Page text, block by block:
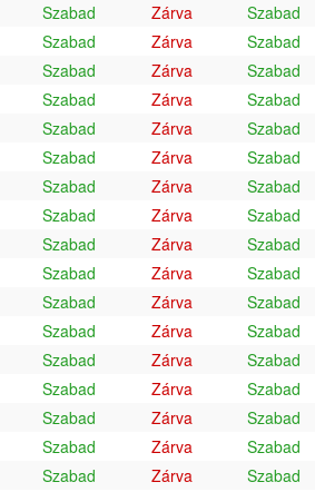
Szabad Zárva
Szabad
Szabad Zárva
Szabad
Szabad Zárva
Szabad
Szabad Zárva
Szabad
Szabad Zárva
Szabad
Szabad Zárva
Szabad
Szabad Zárva
Szabad
Szabad Zárva
Szabad
Szabad Zárva
Szabad
Szabad Zárva
Szabad
Szabad Zárva
Szabad
Szabad Zárva
Szabad
Szabad Zárva
Szabad
Szabad Zárva
Szabad
Szabad Zárva
Szabad
Szabad Zárva
Szabad
Szabad Zárva
Szabad